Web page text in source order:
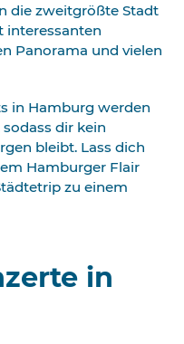
die zweitgrößte Stadt
interessanten
Panorama und vielen
in Hamburg werden
dir kein
bleibt. Lass dich
Hamburger Flair
zu einem
in